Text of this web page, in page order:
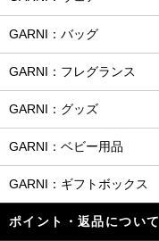
GARNI：バッグ
GARNI：フレグランス
GARNI：グッズ
GARNI：ベビー用品
GARNI：ギフトボックス
ポイント・返品について